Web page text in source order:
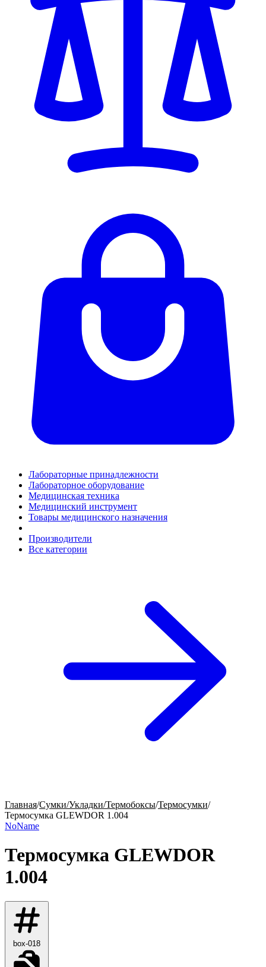
Лабораторные принадлежности
Лабораторное оборудование
Медицинская техника
Медицинский инструмент
Товары медицинского назначения
Производители
Все категории
Главная/Сумки/Укладки/Термобоксы/Термосумки/
Термосумка GLEWDOR 1.004
NoName
Термосумка GLEWDOR
1.004
box-018